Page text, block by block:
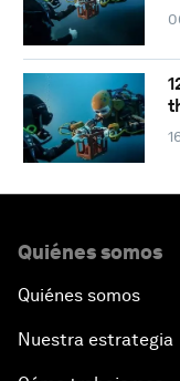
Quiénes somos
Quiénes somos
Nuestra estrategia